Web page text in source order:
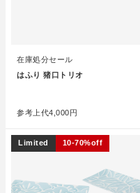
在庫処分セール
はふり 猪口トリオ
参考上代4,000円
Limited 10-70%off